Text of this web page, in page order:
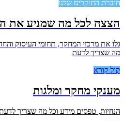
חוברת החוקרים שלנו
הצצה לכל מה שמניע את
גלו את מרכזי המחקר, תחומי העיסוק
מה שצריך לדעת
קול קורא
מענקי מחקר ומלגות
הנחיות, טפסים מידע וכל מה שצריך